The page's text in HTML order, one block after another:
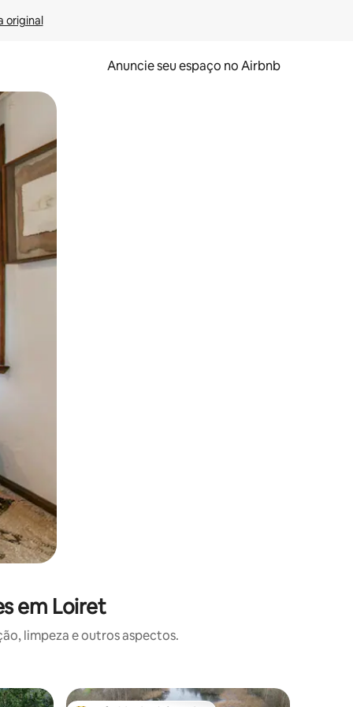
original
Anuncie seu espaço no Airbnb
o dedo na tela.
em Loiret
limpeza e outros aspectos.